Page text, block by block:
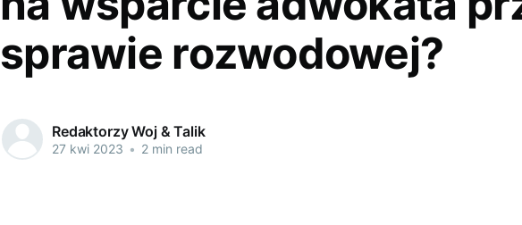
sprawie rozwodowej?
Redaktorzy Woj & Talik
27 kwi 2023 • 2 min read